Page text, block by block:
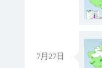
7月27日